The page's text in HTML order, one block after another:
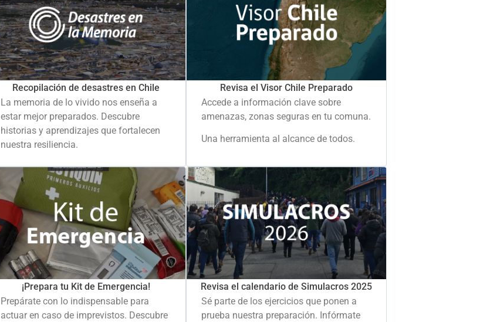
Recopilación de desastres en Chile
La memoria de lo vivido nos enseña a
estar mejor preparados. Descubre
historias y aprendizajes que fortalecen
nuestra resiliencia.
Revisa el Visor Chile Preparado
Accede a información clave sobre
amenazas, zonas seguras en tu comuna.
Una herramienta al alcance de todos.
¡Prepara tu Kit de Emergencia!
Prepárate con lo indispensable para
actuar en caso de imprevistos. Descubre
Revisa el calendario de Simulacros 2025
Sé parte de los ejercicios que ponen a
prueba nuestra preparación. Infórmate